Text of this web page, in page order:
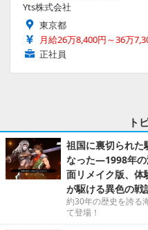
Yts株式会社
東京都
月給26万8,400円～36万
正社員
ト
祖国に裏切られた
なった―1998年の
面リメイク版、体
が駆ける異色の戦
約30年の歴史を誇る
て登場！